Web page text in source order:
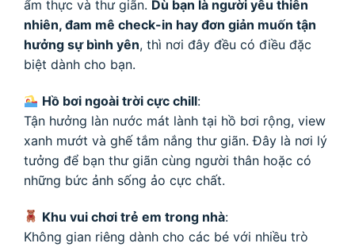
ẩm thực và thư giãn. Dù bạn là người yêu thiên
nhiên, đam mê check-in hay đơn giản muốn tận
hưởng sự bình yên, thì nơi đây đều có điều đặc
biệt dành cho bạn.
Hồ bơi ngoài trời cực chill:
Tận hưởng làn nước mát lành tại hồ bơi rộng, view
xanh mướt và ghế tắm nắng thư giãn. Đây là nơi lý
tưởng để bạn thư giãn cùng người thân hoặc có
những bức ảnh sống ảo cực chất.
Khu vui chơi trẻ em trong nhà:
Không gian riêng dành cho các bé với nhiều trò